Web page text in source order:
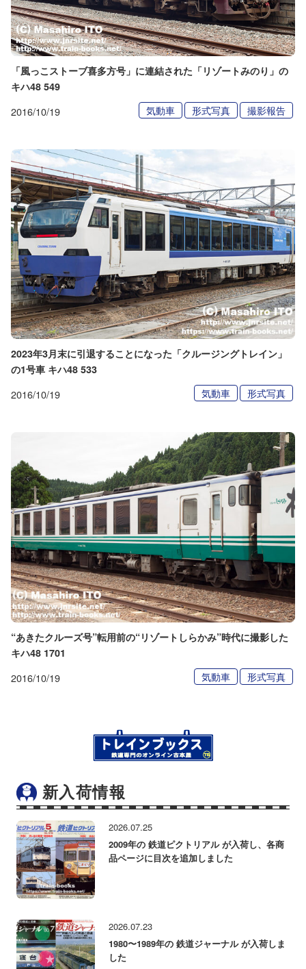
「風っこストーブ喜多方号」に連結された「リゾートみのり」の
キハ48 549
2016/10/19 気動車 形式写真 撮影報告
2023年3月末に引退することになった「クルージングトレイン」
の1号車 キハ48 533
2016/10/19 気動車 形式写真
“あきたクルーズ号”転用前の“リゾートしらかみ”時代に撮影した
キハ48 1701
2016/10/19 気動車 形式写真
新入荷情報
2026.07.25
2009年の 鉄道ピクトリアル が入荷し、各商
品ページに目次を追加しました
2026.07.23
1980〜1989年の 鉄道ジャーナル が入荷しま
した